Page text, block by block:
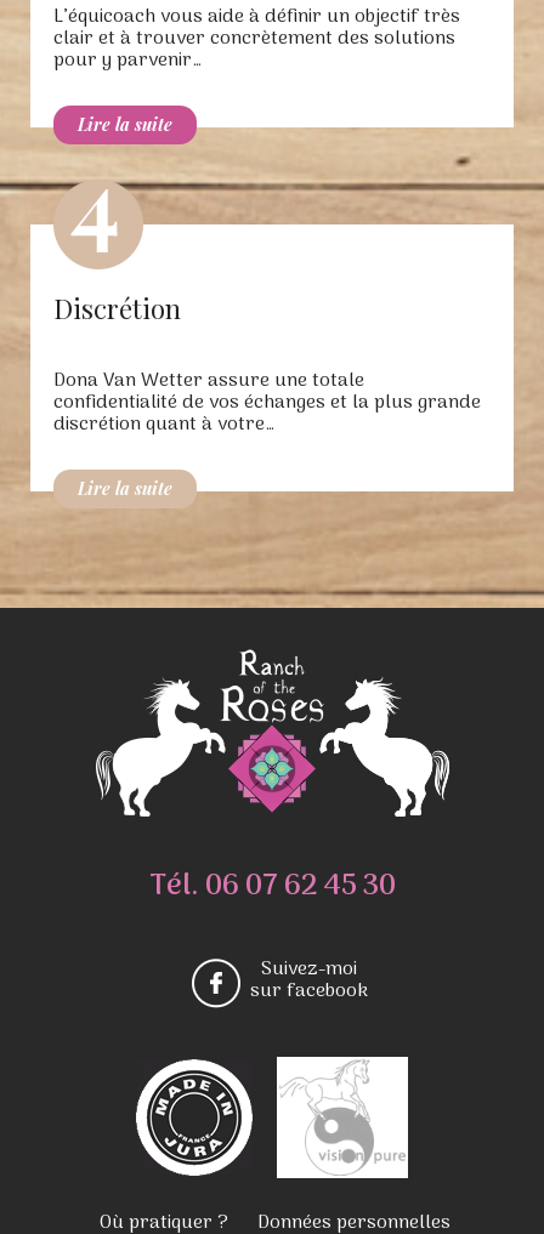
L’équicoach vous aide à définir un objectif très
clair et à trouver concrètement des solutions
pour y parvenir…
Discrétion
Dona Van Wetter assure une totale
confidentialité de vos échanges et la plus grande
discrétion quant à votre…
Tél. 06 07 62 45 30
Suivez-moi
sur facebook
Où pratiquer ? Données personnelles